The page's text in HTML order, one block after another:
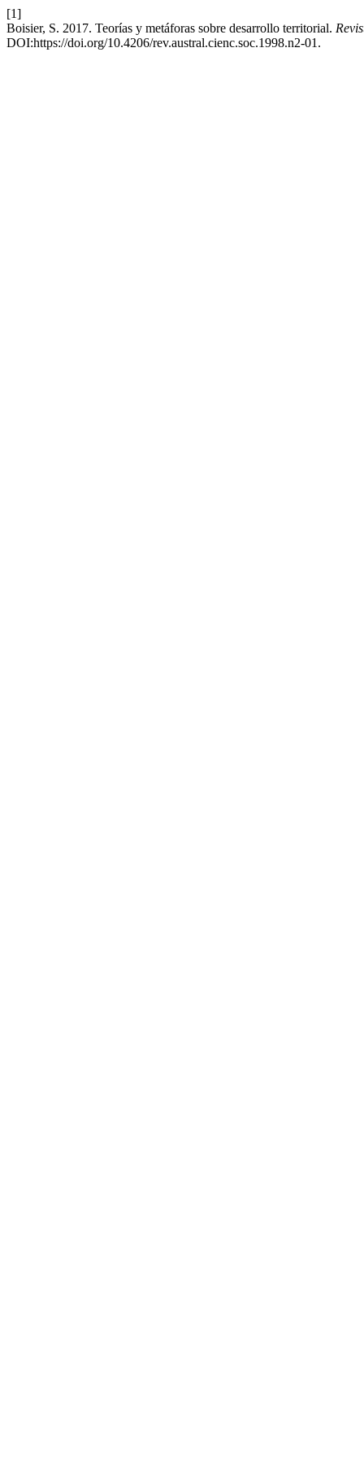
[1]
Boisier, S. 2017. Teorías y metáforas sobre desarrollo territorial.
DOI:https://doi.org/10.4206/rev.austral.cienc.soc.1998.n2-01.